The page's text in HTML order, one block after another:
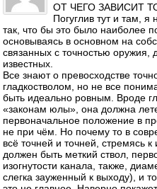
ОТ ЧЕГО ЗАВИСИТ
Погуглив тут и там,
так, что бы это было наиболее
основываясь в основном на
связанных с точностью оружия,
известных.
Все знают о превосходстве
гладкостволом, но не все
быть идеально ровным. Вроде
«законам юлы», она должна
первоначальное положение в
не при чём. Но почему то в
всё точней и точней, стремясь
должен быть меткий ствол,
изогнутости канала, также,
слегка зауженный к выходу), и